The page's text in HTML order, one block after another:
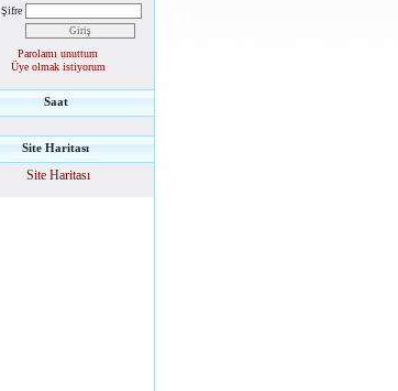
Şifre
Parolamı unuttum
Üye olmak istiyorum
Saat
Site Haritası
Site Haritası